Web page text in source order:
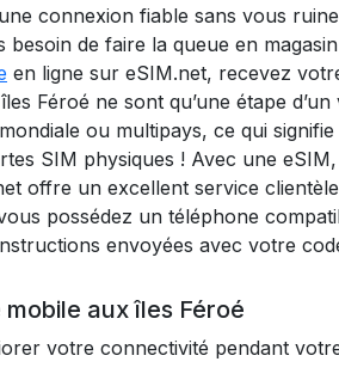
connexion fiable sans vous
besoin de faire la queue en
en ligne sur eSIM.net, recevez
Féroé ne sont qu’une étape
ou multipays, ce qui
SIM physiques ! Avec une
offre un excellent service
possédez un téléphone
envoyées avec votre
aux îles Féroé
votre connectivité pendant